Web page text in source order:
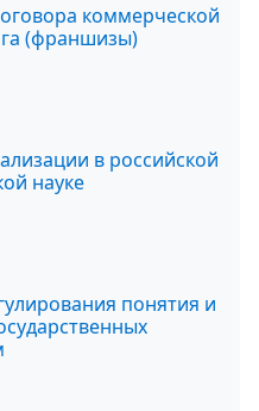
коммерческой
(франшизы)
в российской
науке
понятия и